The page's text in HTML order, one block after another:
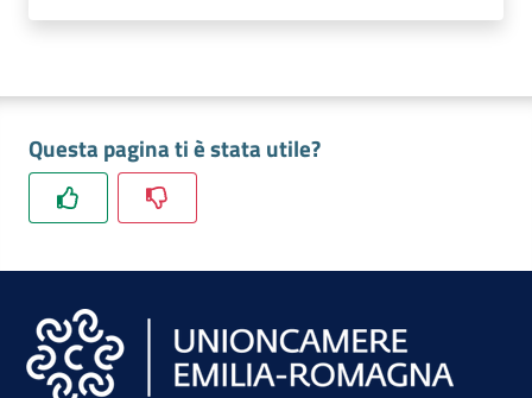
Imprese
siamo
RSS
Questa pagina ti è stata utile?